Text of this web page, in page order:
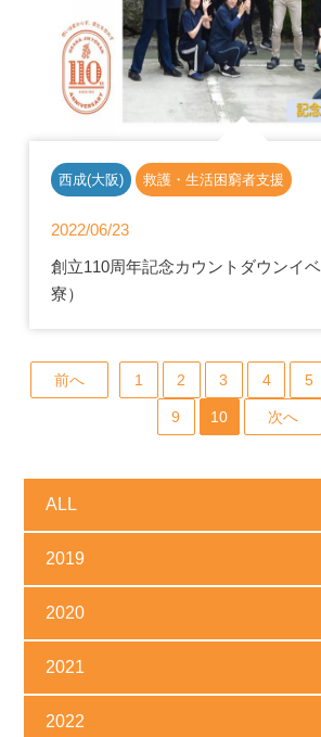
ALL
2019
2020
2021
2022
西成(大阪) 救護・生活困窮者支援
2022/06/23
創立110周年記念カウントダウンイ
寮）
前へ 1 2 3 4 5
9 10 次へ